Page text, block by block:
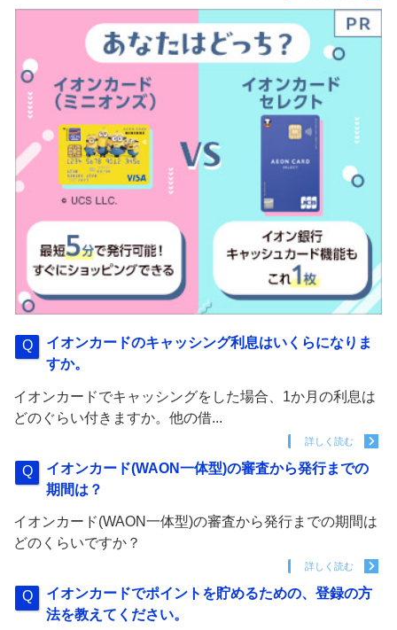
イオンカードのキャッシング利息はいくらになりま
すか。
イオンカードでキャッシングをした場合、1か月の利息は
どのぐらい付きますか。他の借...
詳しく読む
イオンカード(WAON一体型)の審査から発行までの
期間は？
イオンカード(WAON一体型)の審査から発行までの期間は
どのくらいですか？
詳しく読む
イオンカードでポイントを貯めるための、登録の方
法を教えてください。